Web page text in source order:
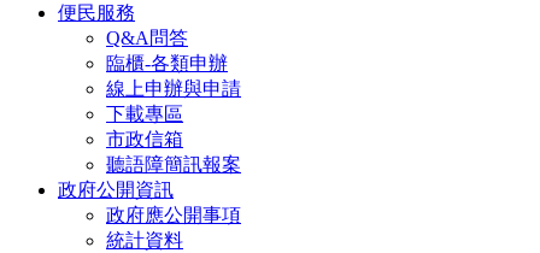
便民服務
Q&A問答
臨櫃-各類申辦
線上申辦與申請
下載專區
市政信箱
聽語障簡訊報案
政府公開資訊
政府應公開事項
統計資料